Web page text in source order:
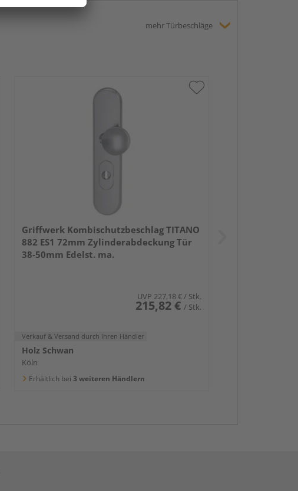
mehr Türbeschläge
Griffwerk Kombischutzbeschlag TITANO
882 ES1 72mm Zylinderabdeckung Tür
38-50mm Edelst. ma.
UVP 227,18 € / Stk.
215,82 € / Stk.
Verkauf & Versand durch Ihren Händler
Holz Schwan
Köln
Erhältlich bei 3 weiteren Händlern